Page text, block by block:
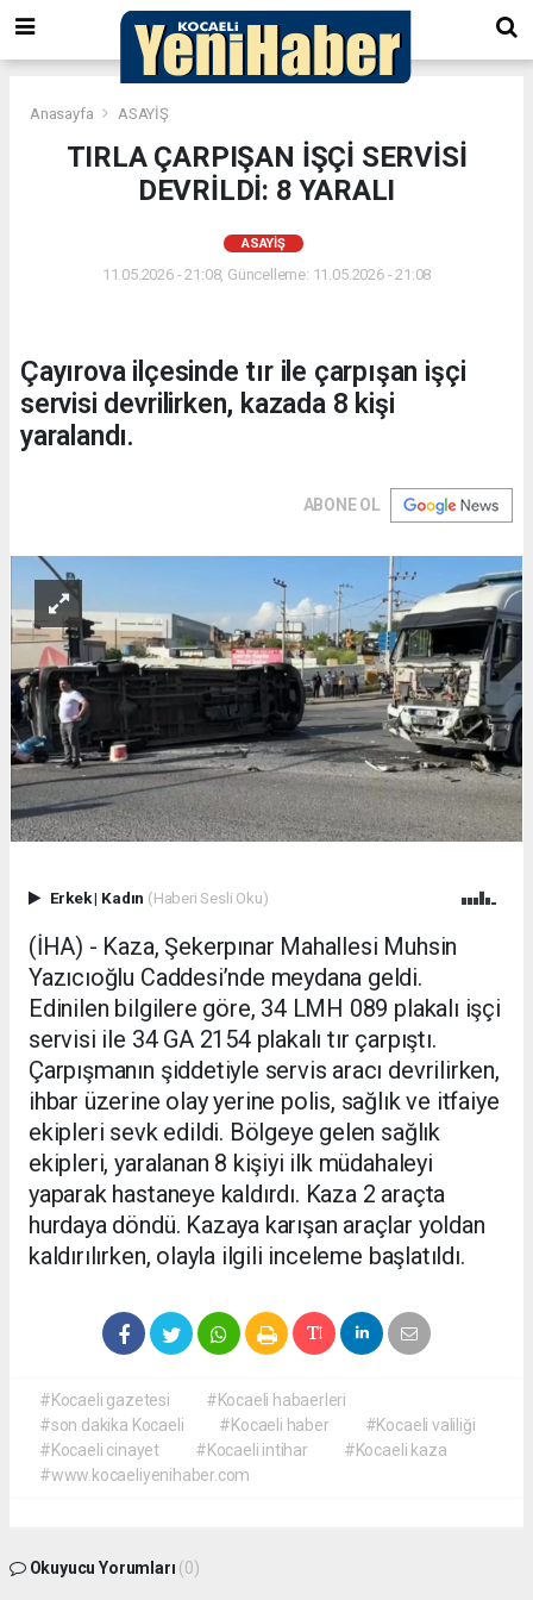
Anasayfa ASAYİŞ
TIRLA ÇARPIŞAN İŞÇİ SERVİSİ
DEVRİLDİ: 8 YARALI
ASAYİŞ
11.05.2026 - 21:08, Güncelleme: 11.05.2026 - 21:08
Çayırova ilçesinde tır ile çarpışan işçi
servisi devrilirken, kazada 8 kişi
yaralandı.
ABONE OL
Erkek| Kadın (Haberi Sesli Oku)
(İHA) - Kaza, Şekerpınar Mahallesi Muhsin
Yazıcıoğlu Caddesi’nde meydana geldi.
Edinilen bilgilere göre, 34 LMH 089 plakalı işçi
servisi ile 34 GA 2154 plakalı tır çarpıştı.
Çarpışmanın şiddetiyle servis aracı devrilirken,
ihbar üzerine olay yerine polis, sağlık ve itfaiye
ekipleri sevk edildi. Bölgeye gelen sağlık
ekipleri, yaralanan 8 kişiyi ilk müdahaleyi
yaparak hastaneye kaldırdı. Kaza 2 araçta
hurdaya döndü. Kazaya karışan araçlar yoldan
kaldırılırken, olayla ilgili inceleme başlatıldı.
#Kocaeli gazetesi
#Kocaeli habaerleri
#son dakika Kocaeli
#Kocaeli haber
#Kocaeli valiliği
#Kocaeli cinayet
#Kocaeli intihar
#Kocaeli kaza
#www.kocaeliyenihaber.com
Okuyucu Yorumları (0)